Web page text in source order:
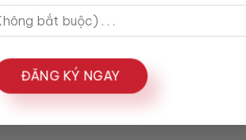
ĐĂNG KÝ NGAY
hay nhầm?